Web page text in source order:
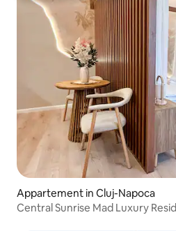
Appartement in Cluj-Napoca
Central Sunrise Mad Luxury